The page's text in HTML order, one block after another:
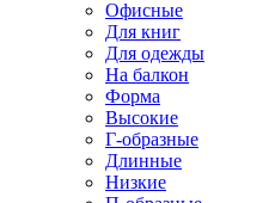
Офисные
Для книг
Для одежды
На балкон
Форма
Высокие
Г-образные
Длинные
Низкие